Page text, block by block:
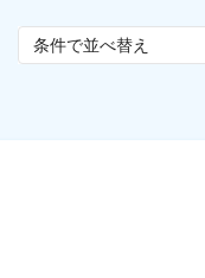
条件で並べ替え